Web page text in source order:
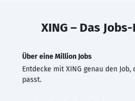
XING – Das
Über eine Million Jobs
Entdecke mit XING genau den
passt.